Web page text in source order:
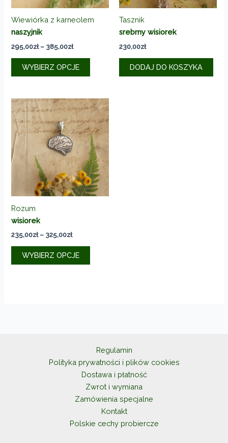
Wiewiórka z karneolem
naszyjnik
295,00zł – 385,00złZakres
od
295,00zł
WYBIERZ OPCJE
Ten
wariantów.
Opcje
można
wybrać
na
stronie
produktu
Tasznik
srebrny wisiorek
230,00zł
DODAJ DO KOSZYKA
Rozum
wisiorek
235,00zł – 325,00złZakres
od
235,00zł
WYBIERZ OPCJE
Ten
na
stronie
produktu
Regulamin
Polityka prywatności i plików cookies
Dostawa i płatność
Zwrot i wymiana
Zamówienia specjalne
Kontakt
Polskie cechy probiercze